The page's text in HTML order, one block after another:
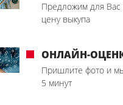
Предложим для
цену выкупа
ОНЛАЙН-
Пришлите фото и
5 минут